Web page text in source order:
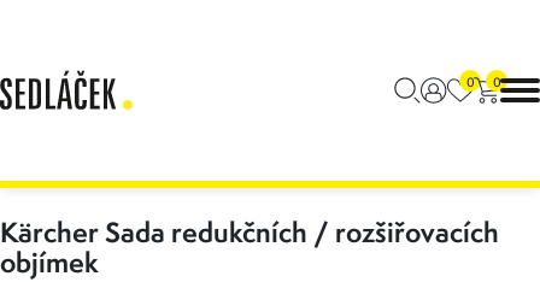
0 0
Kärcher Sada redukčních / rozšiřovacích
objímek